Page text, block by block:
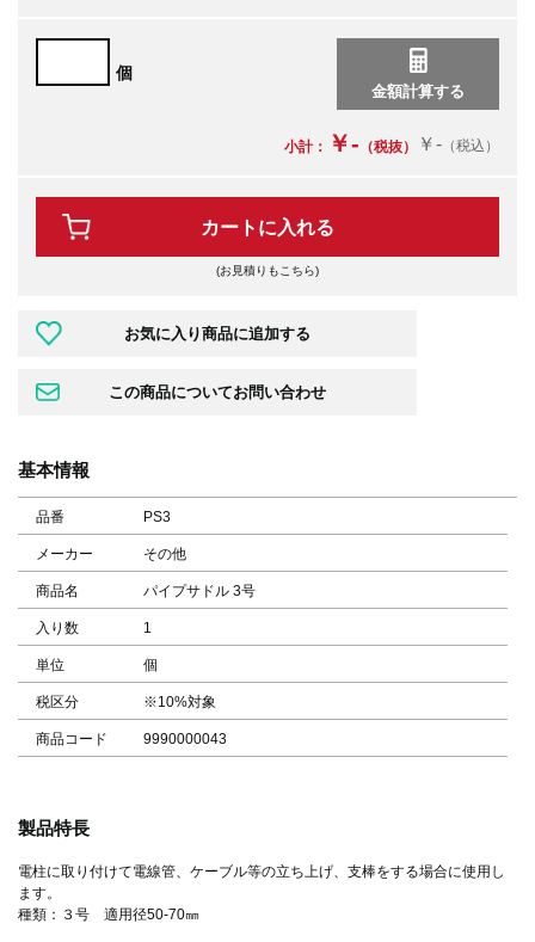
個
小計： ￥- （税抜） ￥- （税込）
カートに入れる
(お見積りもこちら)
基本情報
品番 PS3
メーカー その他
商品名 パイプサドル 3号
入り数 1
単位 個
税区分 ※10%対象
商品コード 9990000043
製品特長
電柱に取り付けて電線管、ケーブル等の立ち上げ、支棒をする場合に使用し
ます。
種類：３号 適用径50-70㎜